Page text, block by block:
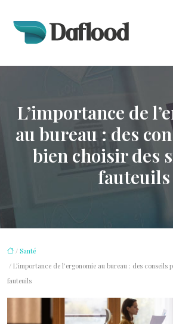
L’importance de
au bureau : des
bien choisir des
fauteuils
/ Santé
/ L’importance de l’ergonomie au bureau : des conseils
fauteuils